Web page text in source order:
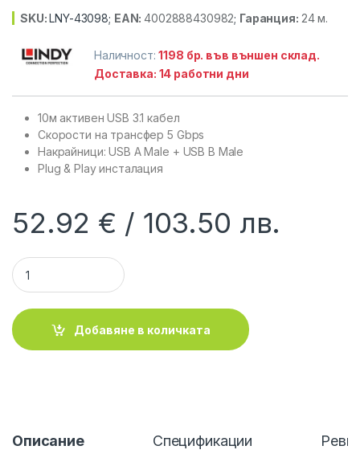
SKU:LNY-43098; EAN:4002888430982; Гаранция: 24 м.
Наличност:1198 бр. във външен склад.
Доставка: 14 работни дни
10м активен USB 3.1 кабел
Скорости на трансфер 5 Gbps
Накрайници: USB A Male + USB B Male
Plug & Play инсталация
52.92 € 103.50 лв.
LINDY LNY-43098 :: USB 3.1 активен кабел, A/B, 10.0 м
Добавяне в количката
Описание Спецификации